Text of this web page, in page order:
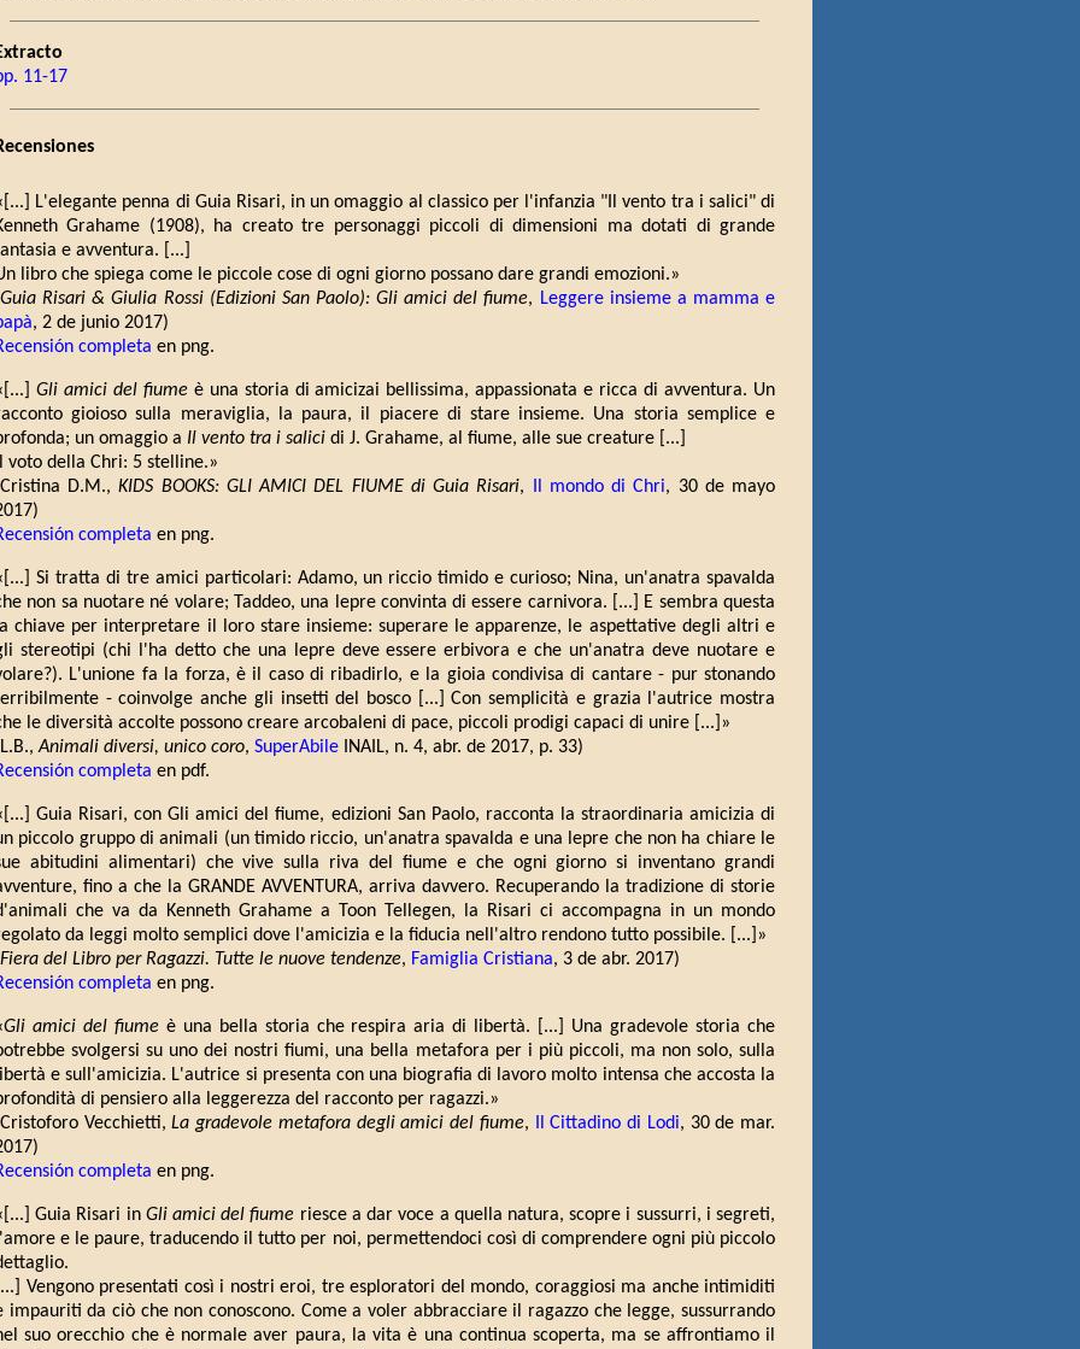
11-17
L'elegante penna di Guia Risari, in un omaggio al classico per l'infanzia "Il vento tra i salici" di
Grahame (1908), ha creato tre personaggi piccoli di dimensioni ma dotati di grande
e avventura. [...]
libro che spiega come le piccole cose di ogni giorno possano dare grandi emozioni.»
Guia Risari & Giulia Rossi (Edizioni San Paolo): Gli amici del fiume, Leggere insieme a mamma e
, 2 de junio 2017)
completa en png.
Gli amici del fiumeè una storia di amicizai bellissima, appassionata e ricca di avventura. Un
gioioso sulla meraviglia, la paura, il piacere di stare insieme. Una storia semplice e
un omaggio a Il vento tra i salici di J. Grahame, al fiume, alle sue creature [...]
voto della Chri: 5 stelline.»
D.M.,KIDS BOOKS: GLI AMICI DEL FIUME di Guia Risari, Il mondo di Chri, 30 de mayo
completa en png.
Si tratta di tre amici particolari: Adamo, un riccio timido e curioso; Nina, un'anatra spavalda
non sa nuotare né volare; Taddeo, una lepre convinta di essere carnivora. [...] E sembra questa
chiave per interpretare il loro stare insieme: superare le apparenze, le aspettative degli altri e
stereotipi (chi l'ha detto che una lepre deve essere erbivora e che un'anatra deve nuotare e
L'unione fa la forza, è il caso di ribadirlo, e la gioia condivisa di cantare - pur stonando
- coinvolge anche gli insetti del bosco [...] Con semplicità e grazia l'autrice mostra
le diversità accolte possono creare arcobaleni di pace, piccoli prodigi capaci di unire [...]»
Animali diversi, unico coro, SuperAbile INAIL, n. 4, abr. de 2017, p. 33)
completa en pdf.
Guia Risari, con Gli amici del fiume, edizioni San Paolo, racconta la straordinaria amicizia di
piccolo gruppo di animali (un timido riccio, un'anatra spavalda e una lepre che non ha chiare le
abitudini alimentari) che vive sulla riva del fiume e che ogni giorno si inventano grandi
fino a che la GRANDE AVVENTURA, arriva davvero. Recuperando la tradizione di storie
che va da Kenneth Grahame a Toon Tellegen, la Risari ci accompagna in un mondo
da leggi molto semplici dove l'amicizia e la fiducia nell'altro rendono tutto possibile. [...]»
Fiera del Libro per Ragazzi. Tutte le nuove tendenze, Famiglia Cristiana, 3 de abr. 2017)
completa en png.
Gli amici del fiumeè una bella storia che respira aria di libertà. [...] Una gradevole storia che
svolgersi su uno dei nostri fiumi, una bella metafora per i più piccoli, ma non solo, sulla
e sull'amicizia. L'autrice si presenta con una biografia di lavoro molto intensa che accosta la
di pensiero alla leggerezza del racconto per ragazzi.»
Vecchietti,La gradevole metafora degli amici del fiume, Il Cittadino di Lodi, 30 de mar.
completa en png.
Guia Risari in Gli amici del fiume riesce a dar voce a quella natura, scopre i sussurri, i segreti,
e le paure, traducendo il tutto per noi, permettendoci così di comprendere ogni più piccolo
Vengono presentati così i nostri eroi, tre esploratori del mondo, coraggiosi ma anche intimiditi
impauriti da ciò che non conoscono. Come a voler abbracciare il ragazzo che legge, sussurrando
suo orecchio che è normale aver paura, la vita è una continua scoperta, ma se affrontiamo il